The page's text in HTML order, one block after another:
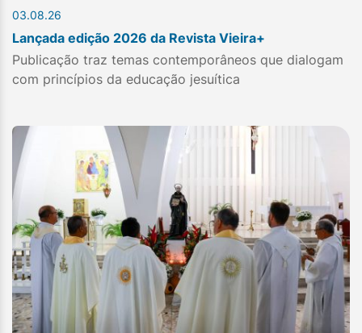
03.08.26
Lançada edição 2026 da Revista Vieira+
Publicação traz temas contemporâneos que dialogam
com princípios da educação jesuítica